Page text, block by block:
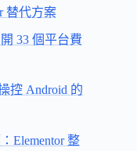
替代方案
33 個平台費
控 Android 的
Elementor 整